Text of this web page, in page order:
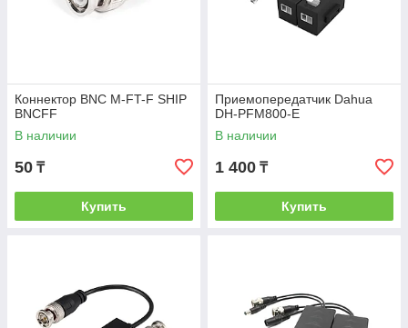
Коннектор BNC M-FT-F SHIP
BNCFF
В наличии
50 ₸
Купить
Приемопередатчик Dahua
DH-PFM800-E
В наличии
1 400 ₸
Купить